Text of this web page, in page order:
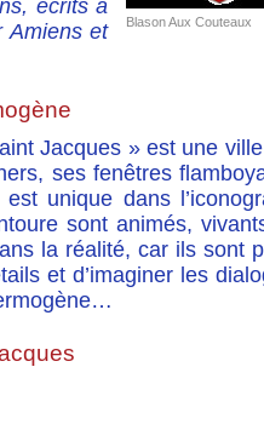
Blason Aux Couteaux
écrits à
Amiens et
Jacques » est une
ses fenêtres
unique dans
sont animés,
la réalité, car ils sont
et d’imaginer les